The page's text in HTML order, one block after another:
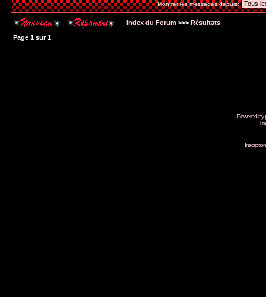
Montrer les messages depuis:
Index du Forum >>> Résultats
Page 1 sur1
Powered by